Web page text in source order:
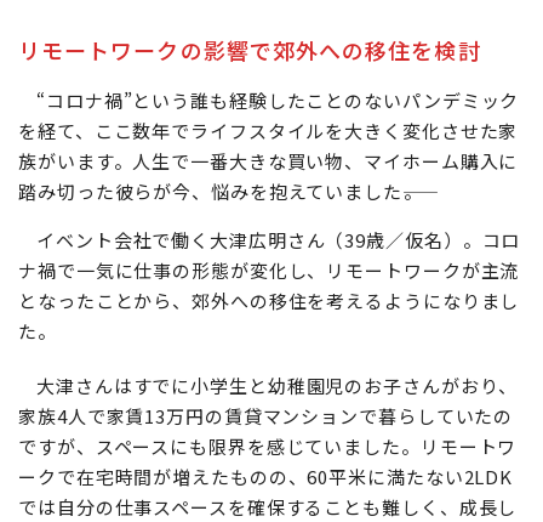
リモートワークの影響で郊外への移住を検討
“コロナ禍”という誰も経験したことのないパンデミック
を経て、ここ数年でライフスタイルを大きく変化させた家
族がいます。人生で一番大きな買い物、マイホーム購入に
踏み切った彼らが今、悩みを抱えていました――。
イベント会社で働く大津広明さん（39歳／仮名）。コロ
ナ禍で一気に仕事の形態が変化し、リモートワークが主流
となったことから、郊外への移住を考えるようになりまし
た。
大津さんはすでに小学生と幼稚園児のお子さんがおり、
家族4人で家賃13万円の賃貸マンションで暮らしていたの
ですが、スペースにも限界を感じていました。リモートワ
ークで在宅時間が増えたものの、60平米に満たない2LDK
では自分の仕事スペースを確保することも難しく、成長し